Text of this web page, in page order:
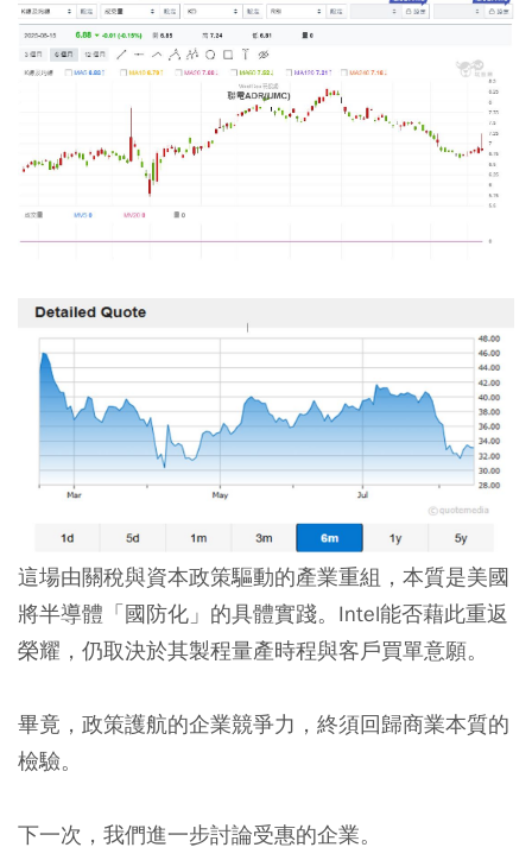
這場由關稅與資本政策驅動的產業重組，本質是美國
將半導體「國防化」的具體實踐。Intel能否藉此重返
榮耀，仍取決於其製程量產時程與客戶買單意願。
畢竟，政策護航的企業競爭力，終須回歸商業本質的
檢驗。
下一次，我們進一步討論受惠的企業。